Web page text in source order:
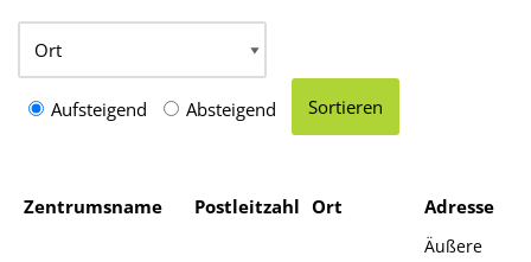
Aufsteigend Absteigend
Zentrumsname Postleitzahl Ort Adresse
Äußere